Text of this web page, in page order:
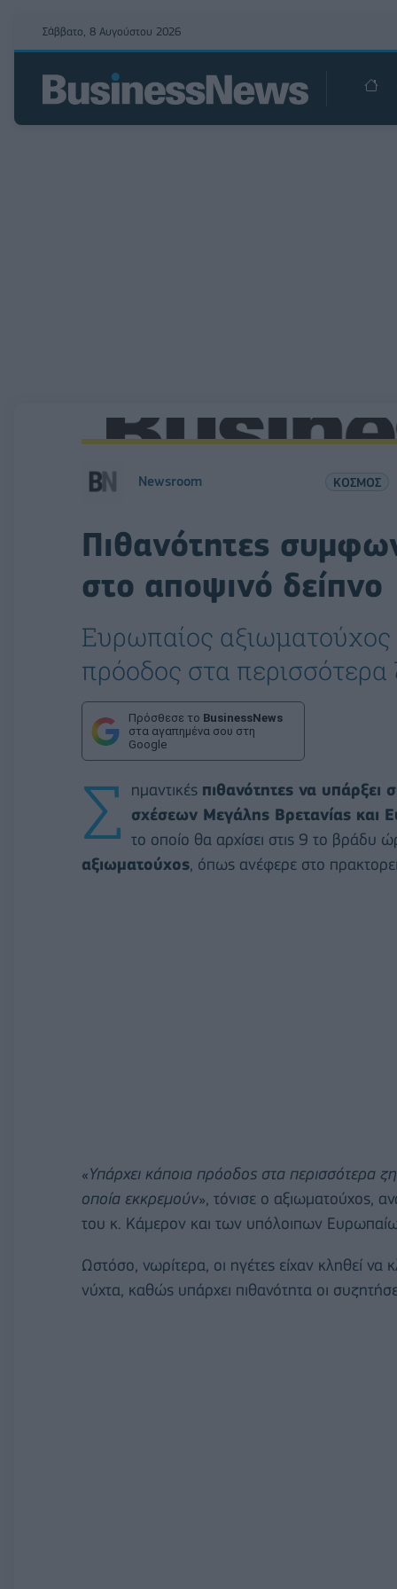
Σάββατο, 8 Αυγούστου 2026
Newsroom ΚΟΣΜΟΣ
Πιθανότητες
στο αποψινό δείπνο
Ευρωπαίος αξιωματούχος
πρόοδος στα περισσότερα
Πρόσθεσε το BusinessNews
στα αγαπημένα σου στη
Google
Σ ημαντικές πιθανότητες να
σχέσεων Μεγάλης Βρετανίας και
το οποίο θα αρχίσει στις 9 το βράδυ
αξιωματούχος , όπως ανέφερε στο
«Υπάρχει κάποια πρόοδος στα περισσότερα
οποία εκκρεμούν», τόνισε ο αξιωματούχος,
του κ. Κάμερον και των υπόλοιπων
Ωστόσο, νωρίτερα, οι ηγέτες είχαν κληθεί να
νύχτα, καθώς υπάρχει πιθανότητα οι